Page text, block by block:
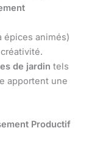
épices animés)
de jardin tels
apportent une
Productif